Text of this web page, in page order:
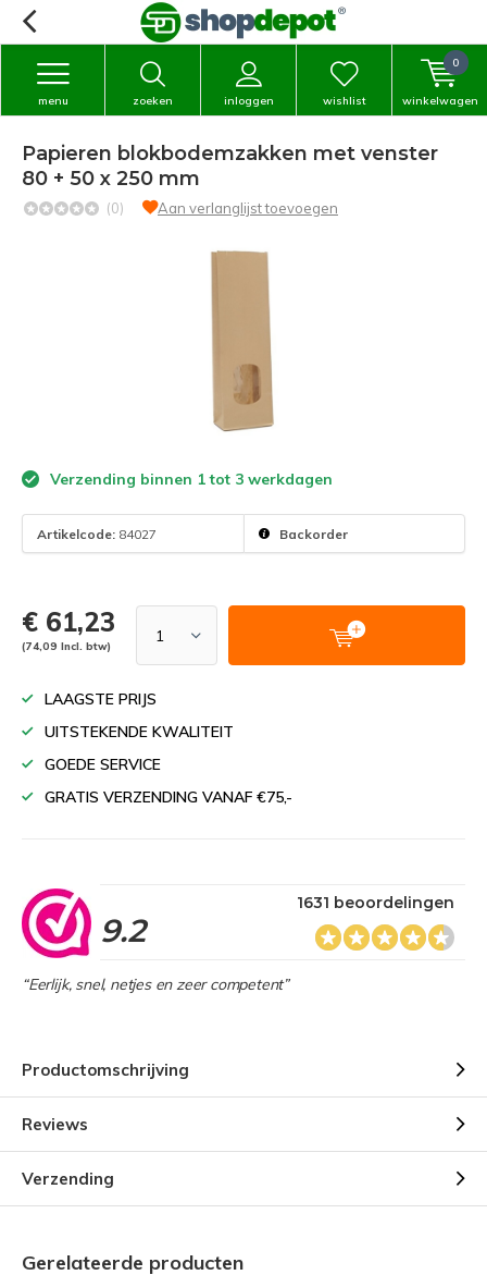
zoeken inloggen
menu wishlist winkelwagen
0
Papieren blokbodemzakken met venster
80 + 50 x 250 mm
(0) Aan verlanglijst toevoegen
Verzending binnen 1 tot 3 werkdagen
Artikelcode: 84027 Backorder
€ 61,23
(74,09 Incl. btw)
LAAGSTE PRIJS
UITSTEKENDE KWALITEIT
GOEDE SERVICE
GRATIS VERZENDING VANAF €75,-
9.2
1631 beoordelingen
“Eerlijk, snel, netjes en zeer competent”
Productomschrijving
Reviews
Verzending
Gerelateerde producten